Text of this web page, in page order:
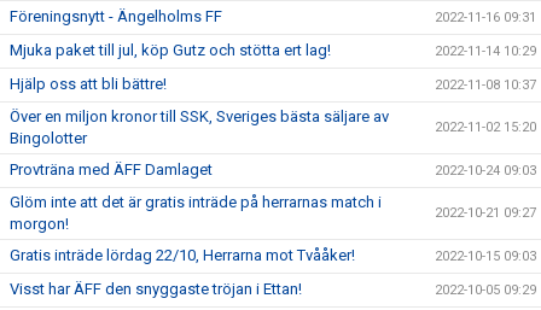
Föreningsnytt - Ängelholms FF 2022-11-16 09:31
Mjuka paket till jul, köp Gutz och stötta ert lag! 2022-11-14 10:29
Hjälp oss att bli bättre! 2022-11-08 10:37
Över en miljon kronor till SSK, Sveriges bästa säljare av
Bingolotter
2022-11-02 15:20
Provträna med ÄFF Damlaget 2022-10-24 09:03
Glöm inte att det är gratis inträde på herrarnas match i
morgon!
2022-10-21 09:27
Gratis inträde lördag 22/10, Herrarna mot Tvååker! 2022-10-15 09:03
Visst har ÄFF den snyggaste tröjan i Ettan! 2022-10-05 09:29